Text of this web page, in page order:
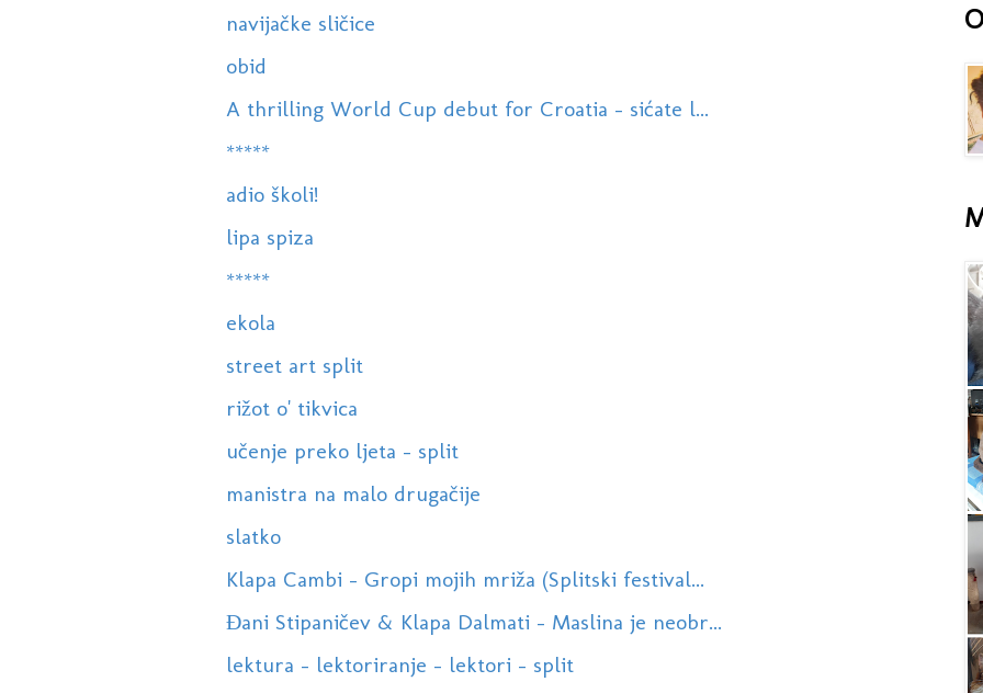
navijačke sličice
obid
A thrilling World Cup debut for Croatia - sićate l...
*****
adio školi!
lipa spiza
*****
ekola
street art split
rižot o' tikvica
učenje preko ljeta - split
manistra na malo drugačije
slatko
Klapa Cambi - Gropi mojih mriža (Splitski festival...
Đani Stipaničev & Klapa Dalmati - Maslina je neobr...
lektura - lektoriranje - lektori - split